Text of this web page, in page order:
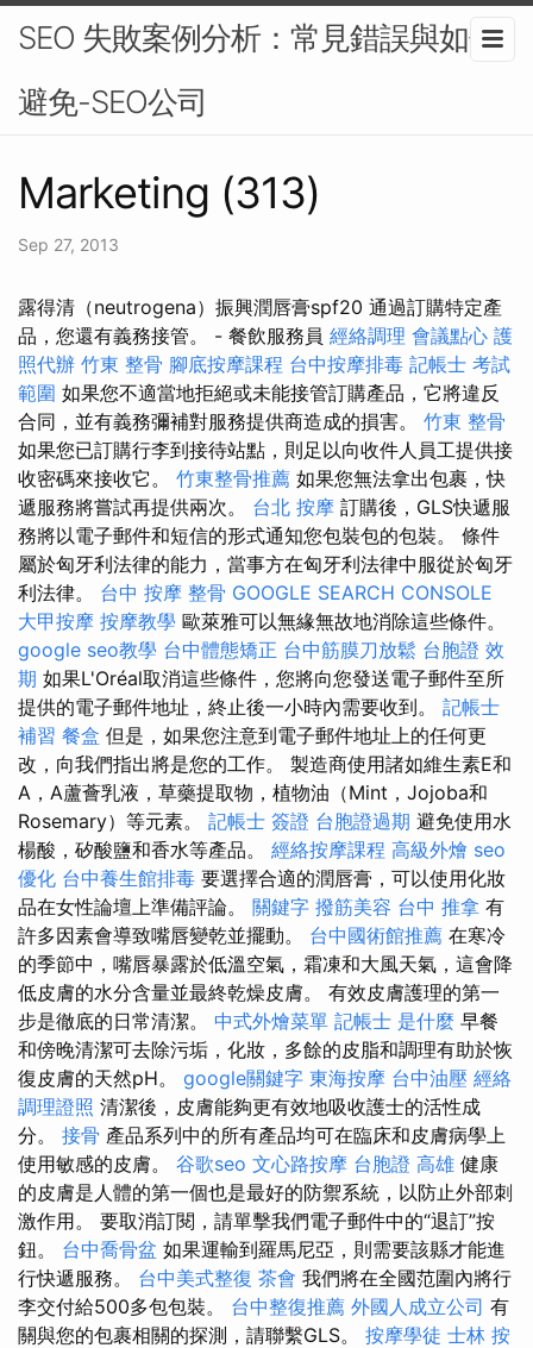
SEO 失敗案例分析：常見錯誤與如何
避免-SEO公司
Marketing (313)
Sep 27, 2013
露得清（neutrogena）振興潤唇膏spf20 通過訂購特定產
品，您還有義務接管。 - 餐飲服務員 經絡調理 會議點心 護
照代辦 竹東 整骨 腳底按摩課程 台中按摩排毒 記帳士 考試
範圍 如果您不適當地拒絕或未能接管訂購產品，它將違反
合同，並有義務彌補對服務提供商造成的損害。 竹東 整骨
如果您已訂購行李到接待站點，則足以向收件人員工提供接
收密碼來接收它。 竹東整骨推薦 如果您無法拿出包裹，快
遞服務將嘗試再提供兩次。 台北 按摩 訂購後，GLS快遞服
務將以電子郵件和短信的形式通知您包裝包的包裝。 條件
屬於匈牙利法律的能力，當事方在匈牙利法律中服從於匈牙
利法律。 台中 按摩 整骨 GOOGLE SEARCH CONSOLE
大甲按摩 按摩教學 歐萊雅可以無緣無故地消除這些條件。
google seo教學 台中體態矯正 台中筋膜刀放鬆 台胞證 效
期 如果L'Oréal取消這些條件，您將向您發送電子郵件至所
提供的電子郵件地址，終止後一小時內需要收到。 記帳士
補習 餐盒 但是，如果您注意到電子郵件地址上的任何更
改，向我們指出將是您的工作。 製造商使用諸如維生素E和
A，A蘆薈乳液，草藥提取物，植物油（Mint，Jojoba和
Rosemary）等元素。 記帳士 簽證 台胞證過期 避免使用水
楊酸，矽酸鹽和香水等產品。 經絡按摩課程 高級外燴 seo
優化 台中養生館排毒 要選擇合適的潤唇膏，可以使用化妝
品在女性論壇上準備評論。 關鍵字 撥筋美容 台中 推拿 有
許多因素會導致嘴唇變乾並擺動。 台中國術館推薦 在寒冷
的季節中，嘴唇暴露於低溫空氣，霜凍和大風天氣，這會降
低皮膚的水分含量並最終乾燥皮膚。 有效皮膚護理的第一
步是徹底的日常清潔。 中式外燴菜單 記帳士 是什麼 早餐
和傍晚清潔可去除污垢，化妝，多餘的皮脂和調理有助於恢
復皮膚的天然pH。 google關鍵字 東海按摩 台中油壓 經絡
調理證照 清潔後，皮膚能夠更有效地吸收護士的活性成
分。 接骨 產品系列中的所有產品均可在臨床和皮膚病學上
使用敏感的皮膚。 谷歌seo 文心路按摩 台胞證 高雄 健康
的皮膚是人體的第一個也是最好的防禦系統，以防止外部刺
激作用。 要取消訂閱，請單擊我們電子郵件中的“退訂”按
鈕。 台中喬骨盆 如果運輸到羅馬尼亞，則需要該縣才能進
行快遞服務。 台中美式整復 茶會 我們將在全國范圍內將行
李交付給500多包包裝。 台中整復推薦 外國人成立公司 有
關與您的包裹相關的探測，請聯繫GLS。 按摩學徒 士林 按